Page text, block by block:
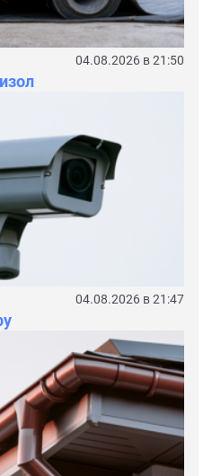
04.08.2026 в 21:50
04.08.2026 в 21:47